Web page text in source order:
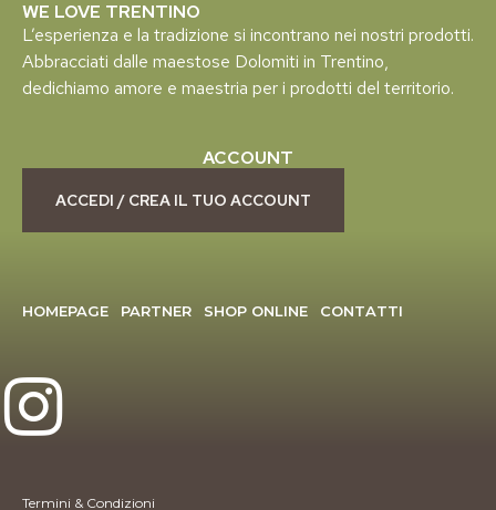
WE LOVE TRENTINO
L’esperienza e la tradizione si incontrano nei nostri prodotti.
Abbracciati dalle maestose Dolomiti in Trentino,
dedichiamo amore e maestria per i prodotti del territorio.
ACCOUNT
ACCEDI / CREA IL TUO ACCOUNT
HOMEPAGE PARTNER SHOP ONLINE CONTATTI
Termini & Condizioni